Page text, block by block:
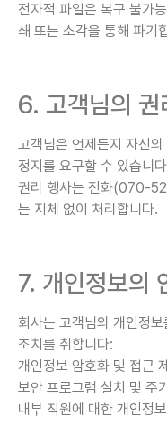
전자적 파일은 복구 불가
쇄 또는 소각을 통해 파기
6. 고객님의 권
고객님은 언제든지 자신
정지를 요구할 수 있습니
권리 행사는 전화(070-
는 지체 없이 처리합니다.
7. 개인정보의
회사는 고객님의 개인정
조치를 취합니다:
개인정보 암호화 및 접근
보안 프로그램 설치 및 주
내부 직원에 대한 개인정